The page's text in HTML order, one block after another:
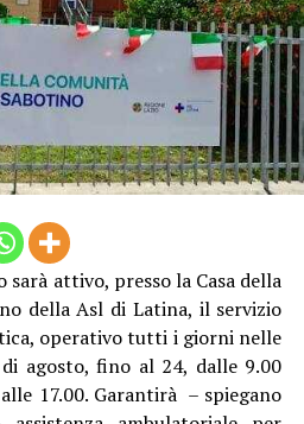
sarà attivo, presso la Casa della
della Asl di Latina, il servizio
operativo tutti i giorni nelle
agosto, fino al 24, dalle 9.00
17.00. Garantirà – spiegano